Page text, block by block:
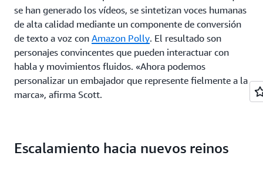
se han generado los vídeos, se sintetizan voces humanas
de alta calidad mediante un componente de conversión
de texto a voz con Amazon Polly. El resultado son
personajes convincentes que pueden interactuar con
habla y movimientos fluidos. «Ahora podemos
personalizar un embajador que represente fielmente a la
marca», afirma Scott.
Escalamiento hacia nuevos reinos